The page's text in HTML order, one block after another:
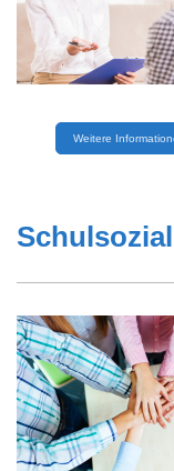
Weitere